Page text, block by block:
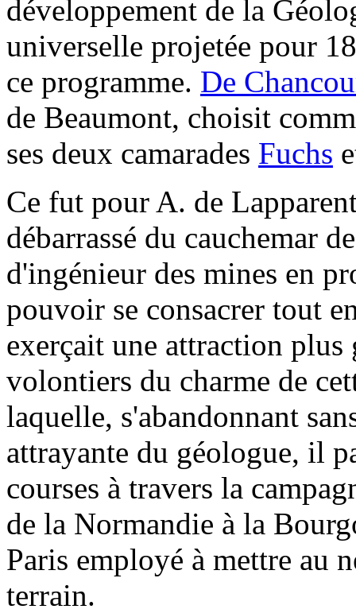
développement de la
universelle projetée pour
ce programme. De
de Beaumont, choisit
ses deux camarades Fuchs
Ce fut pour A. de
débarrassé du cauchemar
d'ingénieur des mines en
pouvoir se consacrer tout
exerçait une attraction
volontiers du charme de
laquelle, s'abandonnant
attrayante du géologue, il
courses à travers la
de la Normandie à la
Paris employé à mettre au
terrain.